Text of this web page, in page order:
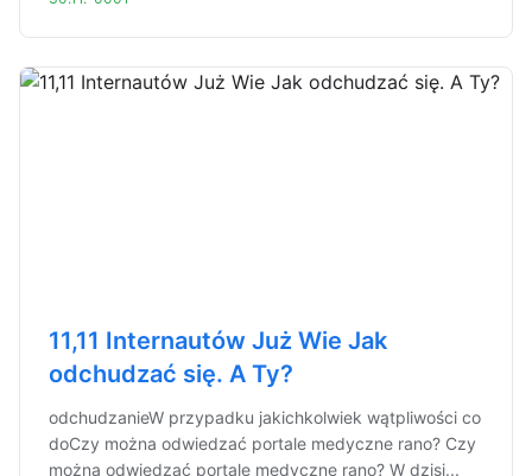
11,11 Internautów Już Wie Jak
odchudzać się. A Ty?
odchudzanieW przypadku jakichkolwiek wątpliwości co
doCzy można odwiedzać portale medyczne rano? Czy
można odwiedzać portale medyczne rano? W dzisi...